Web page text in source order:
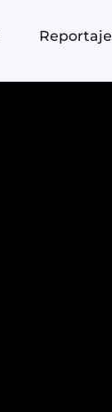
Reportaje